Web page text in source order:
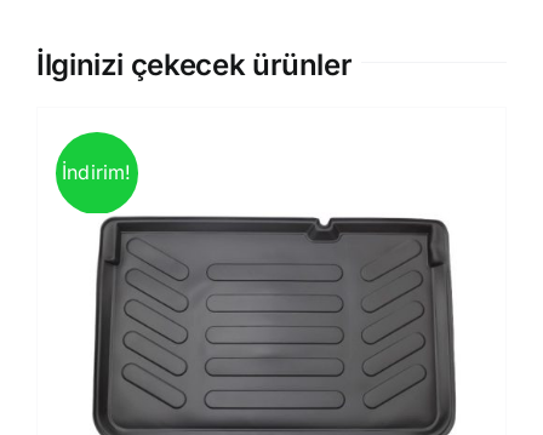
İlginizi çekecek ürünler
İndirim!